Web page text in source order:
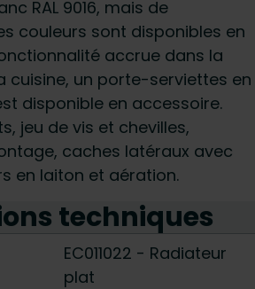
RAL 9016, mais de
couleurs sont disponibles en
accrue dans la
cuisine, un porte-serviettes en
disponible en accessoire.
jeu de vis et chevilles,
caches latéraux avec
en laiton et aération.
techniques
EC011022 - Radiateur
plat